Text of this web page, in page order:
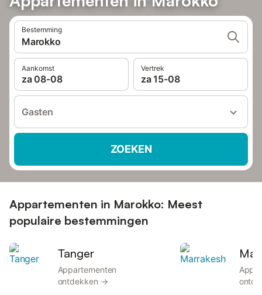
Bestemming
Marokko
Aankomst
za 08-08
Vertrek
za 15-08
Gasten
ZOEKEN
Appartementen in Marokko: Meest
populaire bestemmingen
Tanger
Appartementen
ontdekken →